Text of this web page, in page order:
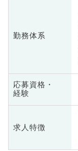
勤務体系
応募資格・
経験
求人特徴